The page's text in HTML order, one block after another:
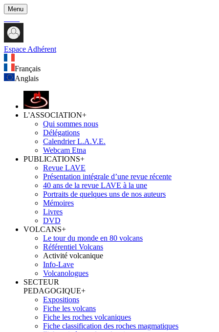
Menu
Espace Adhérent
Français
Anglais
L'ASSOCIATION+
Qui sommes nous
Délégations
Calendrier L.A.V.E.
Webcam Etna
PUBLICATIONS+
Revue LAVE
Présentation intégrale d’une revue récente
40 ans de la revue LAVE à la une
Portraits de quelques uns de nos auteurs
Mémoires
Livres
DVD
VOLCANS+
Le tour du monde en 80 volcans
Référentiel Volcans
Activité volcanique
Info-Lave
Volcanologues
SECTEUR
PEDAGOGIQUE+
Expositions
Fiche les volcans
Fiche les roches volcaniques
Fiche classification des roches magmatiques